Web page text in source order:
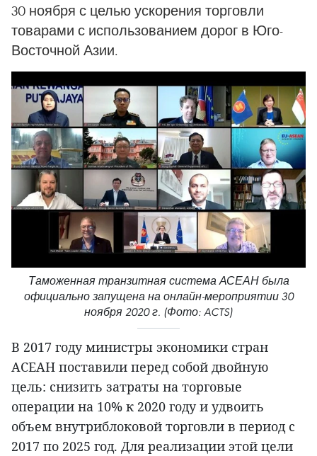
30 ноября с целью ускорения торговли
товарами с использованием дорог в Юго-
Восточной Азии.
Таможенная транзитная система АСЕАН была
официально запущена на онлайн-мероприятии 30
ноября 2020 г. (Фото: ACTS)
В 2017 году министры экономики стран
АСЕАН поставили перед собой двойную
цель: снизить затраты на торговые
операции на 10% к 2020 году и удвоить
объем внутриблоковой торговли в период с
2017 по 2025 год. Для реализации этой цели